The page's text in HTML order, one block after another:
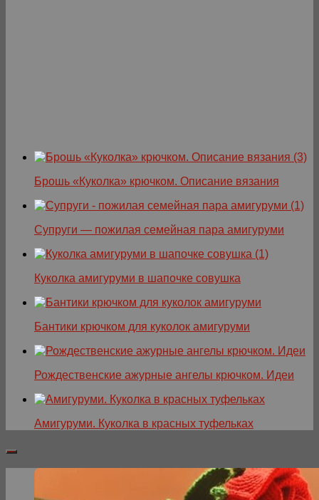
Брошь «Куколка» крючком. Описание вязания
Супруги — пожилая семейная пара амигуруми
Куколка амигуруми в шапочке совушка
Бантики крючком для куколок амигуруми
Рождественские ажурные ангелы крючком. Идеи
Амигуруми. Куколка в красных туфельках